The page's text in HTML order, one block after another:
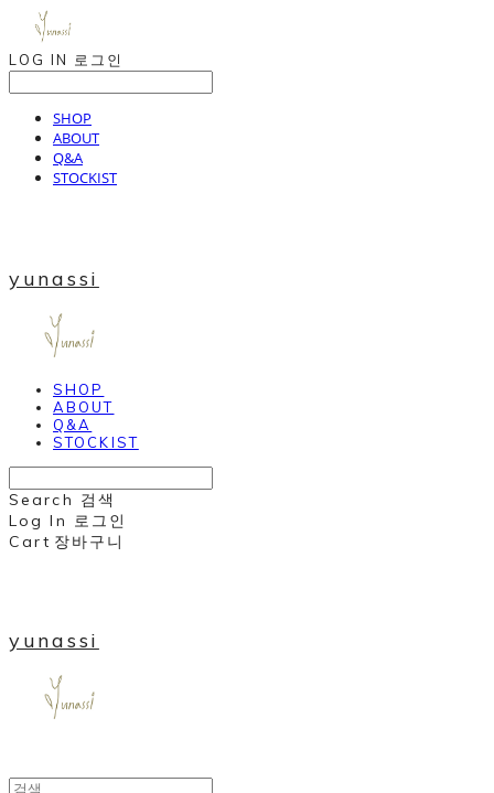
LOG IN 로그인
SHOP
ABOUT
Q&A
STOCKIST
yunassi
SHOP
ABOUT
Q&A
STOCKIST
Search 검색
Log In 로그인
Cart 장바구니
yunassi